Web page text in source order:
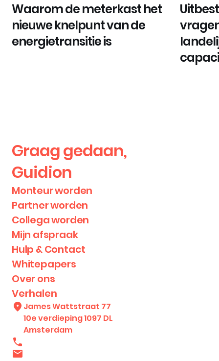
Waarom de meterkast het
nieuwe knelpunt van de
energietransitie is
Graag gedaan,
Guidion
Monteur worden
Partner worden
Collega worden
Mijn afspraak
Hulp & Contact
Whitepapers
Over ons
Verhalen
James Wattstraat 77
10e verdieping 1097 DL
Amsterdam